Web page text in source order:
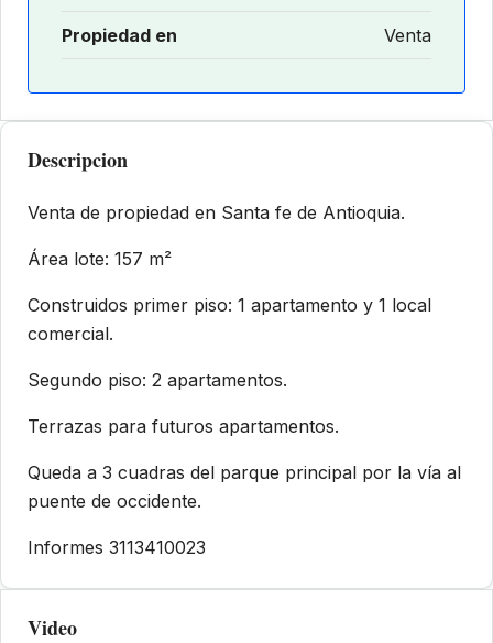
Propiedad en Venta
Descripcion
Venta de propiedad en Santa fe de Antioquia.
Área lote: 157 m²
Construidos primer piso: 1 apartamento y 1 local
comercial.
Segundo piso: 2 apartamentos.
Terrazas para futuros apartamentos.
Queda a 3 cuadras del parque principal por la vía al
puente de occidente.
Informes 3113410023
Video